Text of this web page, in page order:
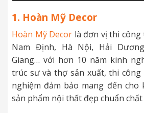
1. Hoàn Mỹ Decor
Hoàn Mỹ Decor là đơn vị thi
Nam Định, Hà Nội, Hải
Giang… với hơn 10 năm kinh
trúc sư và thợ sản xuất, thi công
nghiệm đảm bảo mang đến cho
sản phẩm nội thất đẹp chuẩn